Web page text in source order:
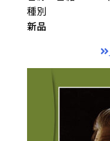
種別
新品